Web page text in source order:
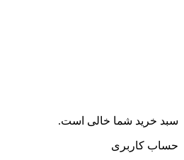
سبد خرید شما خالی است.
حساب کاربری